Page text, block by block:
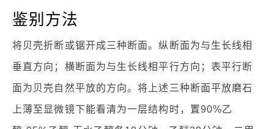
鉴别方法
将贝壳折断或锯开成三种断面。纵断面为与生长线相
垂直方向；横断面为与生长线相平行方向；表平行断
面为贝壳自然平放的方向。将上述三种断面平放磨石
上薄至显微镜下能看清为一层结构时，置90%乙